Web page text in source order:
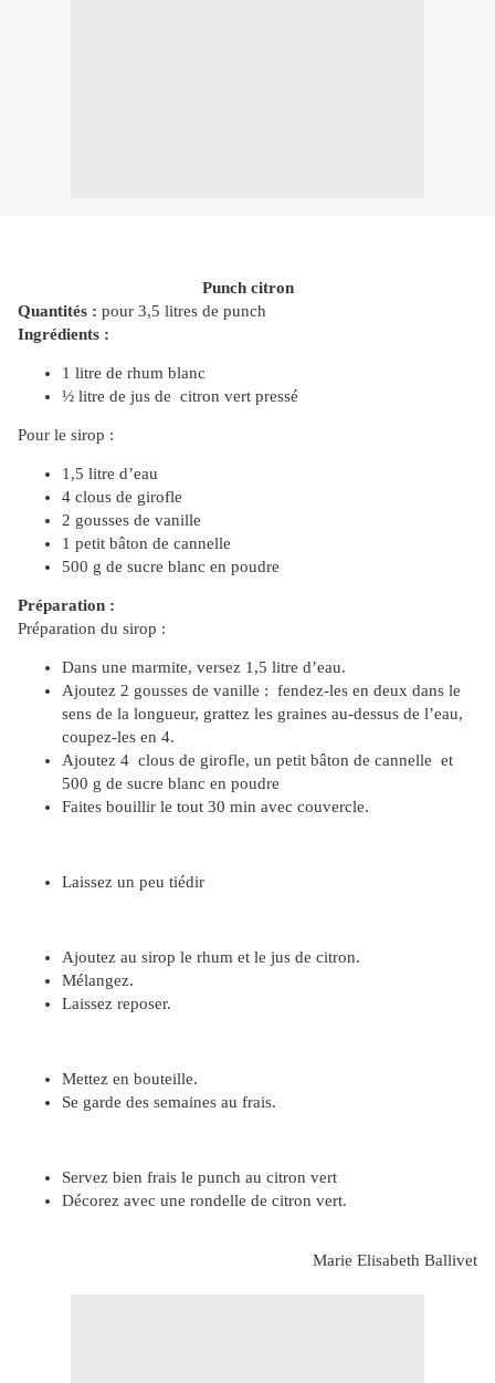
Punch citron
Quantités : pour 3,5 litres de punch
Ingrédients :
1 litre de rhum blanc
½ litre de jus de citron vert pressé
Pour le sirop :
1,5 litre d’eau
4 clous de girofle
2 gousses de vanille
1 petit bâton de cannelle
500 g de sucre blanc en poudre
Préparation :
Préparation du sirop :
Dans une marmite, versez 1,5 litre d’eau.
Ajoutez 2 gousses de vanille : fendez-les en deux dans le
sens de la longueur, grattez les graines au-dessus de l’eau,
coupez-les en 4.
Ajoutez 4 clous de girofle, un petit bâton de cannelle et
500 g de sucre blanc en poudre
Faites bouillir le tout 30 min avec couvercle.
Laissez un peu tiédir
Ajoutez au sirop le rhum et le jus de citron.
Mélangez.
Laissez reposer.
Mettez en bouteille.
Se garde des semaines au frais.
Servez bien frais le punch au citron vert
Décorez avec une rondelle de citron vert.
Marie Elisabeth Ballivet